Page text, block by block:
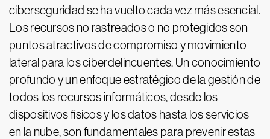
ciberseguridad se ha vuelto cada vez más esencial.
Los recursos no rastreados o no protegidos son
puntos atractivos de compromiso y movimiento
lateral para los ciberdelincuentes. Un conocimiento
profundo y un enfoque estratégico de la gestión de
todos los recursos informáticos, desde los
dispositivos físicos y los datos hasta los servicios
en la nube, son fundamentales para prevenir estas